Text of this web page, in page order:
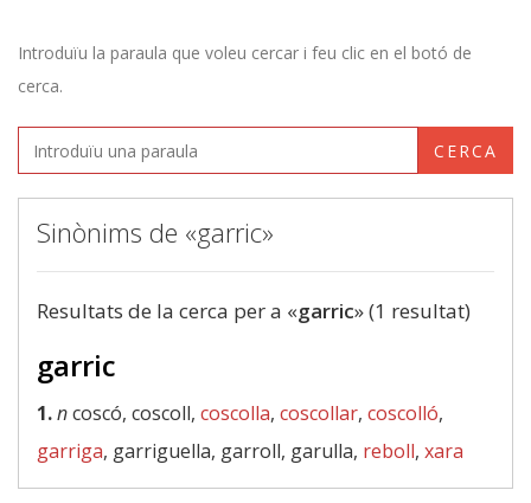
Introduïu la paraula que voleu cercar i feu clic en el botó de
cerca.
CERCA
Sinònims de «garric»
Resultats de la cerca per a «garric» (1 resultat)
garric
1.ncoscó, coscoll, coscolla, coscollar, coscolló,
garriga, garriguella, garroll, garulla, reboll, xara